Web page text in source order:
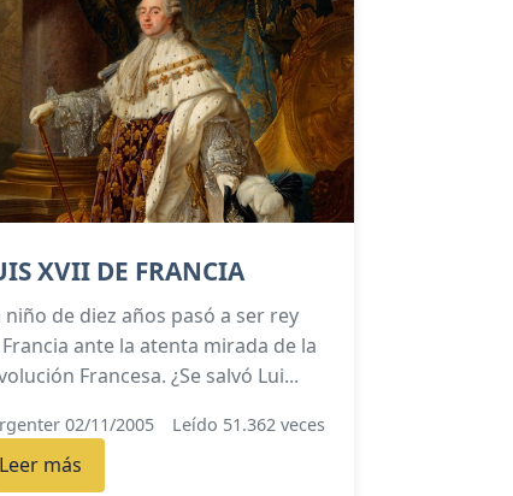
XVII DE FRANCIA
niño de diez años pasó a ser rey
ante la atenta mirada de la
Francesa. ¿Se salvó Lui...
02/11/2005 Leído 51.362 veces
Leer más